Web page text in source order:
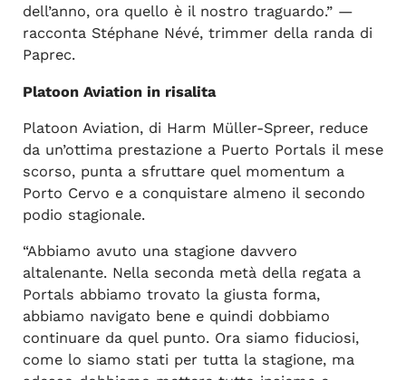
dell’anno, ora quello è il nostro traguardo.” —
racconta Stéphane Névé, trimmer della randa di
Paprec.
Platoon Aviation in risalita
Platoon Aviation, di Harm Müller-Spreer, reduce
da un’ottima prestazione a Puerto Portals il mese
scorso, punta a sfruttare quel momentum a
Porto Cervo e a conquistare almeno il secondo
podio stagionale.
“Abbiamo avuto una stagione davvero
altalenante. Nella seconda metà della regata a
Portals abbiamo trovato la giusta forma,
abbiamo navigato bene e quindi dobbiamo
continuare da quel punto. Ora siamo fiduciosi,
come lo siamo stati per tutta la stagione, ma